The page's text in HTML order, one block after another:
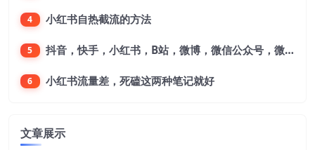
4 小红书自热截流的方法
5 抖音，快手，小红书，B站，微博，微信公众号，微信视频号。每一个平台，都是不一样的机会，对应不一样的赚钱思路
6 小红书流量差，死磕这两种笔记就好
文章展示